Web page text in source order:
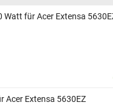
Watt für Acer Extensa
Acer Extensa 5630EZ